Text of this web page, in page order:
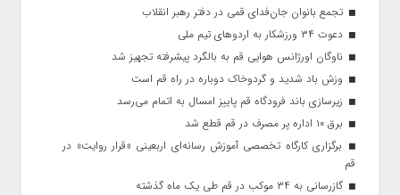
تجمع بانوان جان‌فدای قمی در دفتر رهبر انقلاب
دعوت ۳۴ ورزشکار به اردوهای تیم ملی
ناوگان اورژانس هوایی قم به بالگرد پیشرفته تجهیز شد
وزش باد شدید و گردوخاک دوباره در راه قم است
زیرسازی باند فرودگاه قم پاییز امسال به اتمام می‌رسد
برق ۱۰ اداره پر مصرف در قم قطع شد
برگزاری کارگاه تخصصی آموزش رسانه‌ای اربعینی «قرار روایت» در
قم
گازرسانی به ۳۴ موکب در قم طی یک ماه گذشته